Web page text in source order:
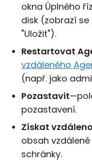
okna Úplného
disk (zobrazí
"Uložit").
Restartovat
vzdáleného
(např. jako
Pozastavit
pozastavení.
Získat
obsah
schránky.